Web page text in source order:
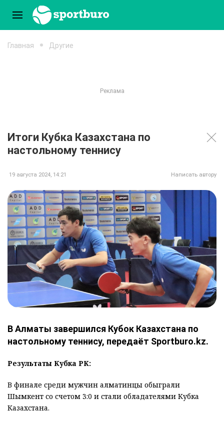
Главная Другие
Итоги Кубка Казахстана по
настольному теннису
19 августа 2024, 14:21 Написать автору
В Алматы завершился Кубок Казахстана по
настольному теннису, передаёт Sportburo.kz.
Результаты Кубка РК:
В финале среди мужчин алматинцы обыграли
Шымкент со счетом 3:0 и стали обладателями Кубка
Казахстана.